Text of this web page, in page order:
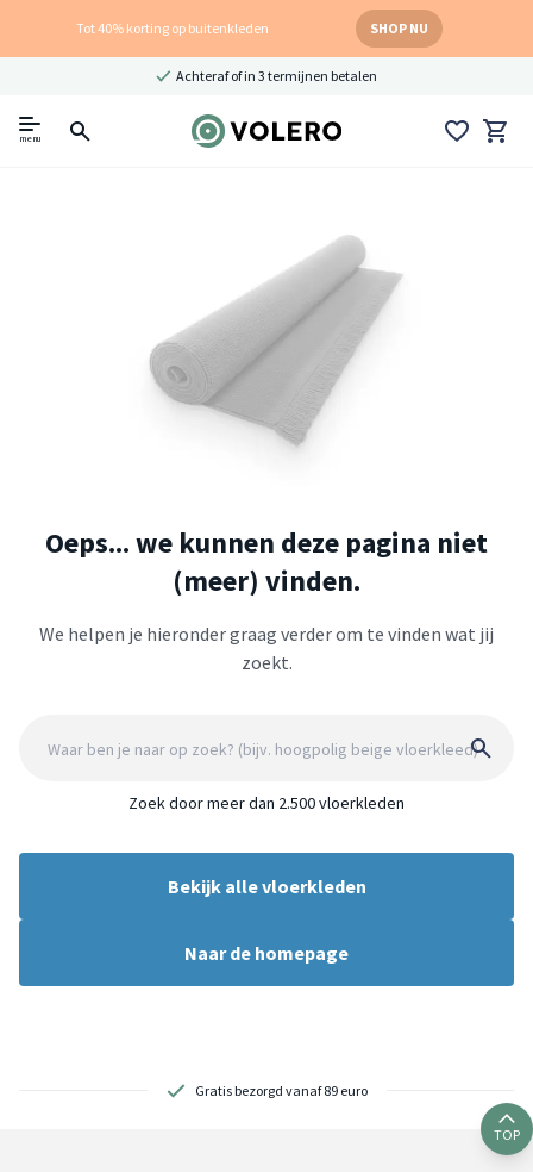
Tot 40% korting op buitenkleden SHOP NU
Achteraf of in 3 termijnen betalen
menu
Oeps... we kunnen deze pagina niet
(meer) vinden.
We helpen je hieronder graag verder om te vinden wat jij
zoekt.
Zoek door meer dan 2.500 vloerkleden
Bekijk alle vloerkleden
Naar de homepage
Gratis bezorgd vanaf 89 euro
TOP